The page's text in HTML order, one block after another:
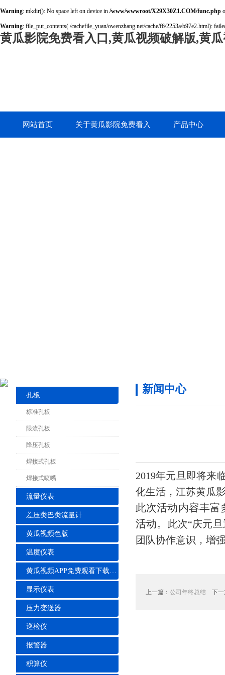
Warning: mkdir(): No space left on device in /www/wwwroot/X29X30Z1.COM/func.php
Warning: file_put_contents(./cachefile_yuan/owenzhang.net/cache/f6/2253a/b97e2.html):
黄瓜影院免费看入口,黄瓜视频破解版,黄
网站首页 关于黄瓜影院免费看入 产品中心
孔板
标准孔板
限流孔板
降压孔板
焊接式孔板
焊接式喷嘴
流量仪表
差压类巴类流量计
黄瓜视频色版
温度仪表
黄瓜视频APP免费观看下载安装
显示仪表
压力变送器
巡检仪
报警器
积算仪
新闻中心
2019年元旦即将来
化生活，江苏黄瓜
此次活动内容丰富
活动。
此次“庆元
团队协作意识，增
上一篇： 公司年终总结 下一